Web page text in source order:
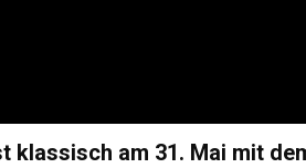
klassisch am 31. Mai mit